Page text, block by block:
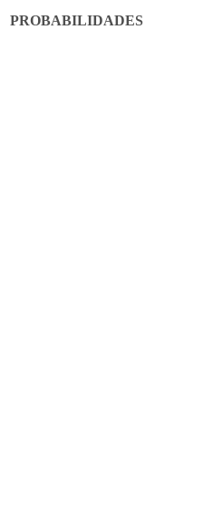
PROBABILIDADES